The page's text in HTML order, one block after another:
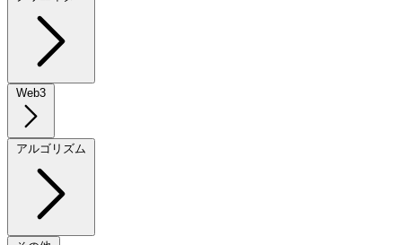
Web3
アルゴリズム